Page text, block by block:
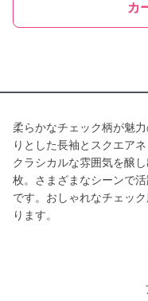
カ
柔らかなチェック柄が魅
りとした長袖とスクエア
クラシカルな雰囲気を醸
枚。さまざまなシーンで
です。おしゃれなチェッ
ります。